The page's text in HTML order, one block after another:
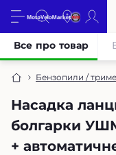
Бензопили /
Насадка
болгарки
+
Все про товар